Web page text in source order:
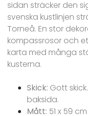
sidan sträcker den
svenska kustlinjen
Torneå. En stor
kompassrosor och
karta med många
kusterna.
Skick: Gott
baksida.
Mått: 51 x 59 cm